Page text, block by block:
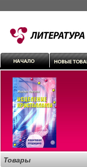
Товары